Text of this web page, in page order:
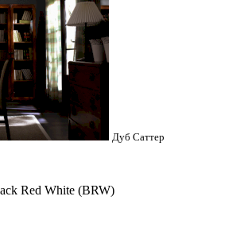
Дуб Саттер
Red White (BRW)